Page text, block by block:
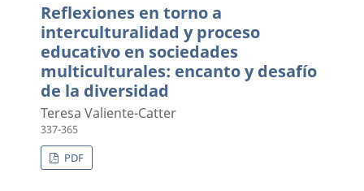
Reflexiones en torno a
interculturalidad y proceso
educativo en sociedades
multiculturales: encanto y desafío
de la diversidad
Teresa Valiente-Catter
337-365
PDF